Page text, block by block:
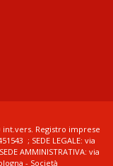
int.vers. Registro imprese
; SEDE LEGALE: via
AMMINISTRATIVA: via
- Società